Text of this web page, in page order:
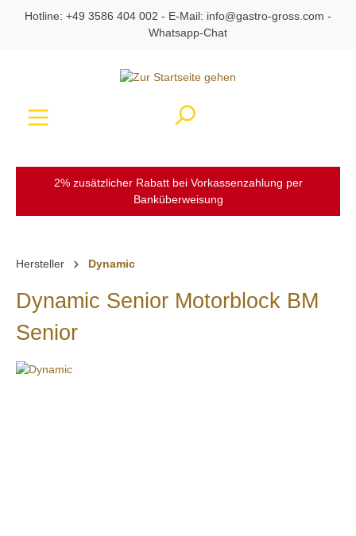
springen
Hotline: +49 3586 404 002 - E-Mail: info@gastro-gross.com -
Whatsapp-Chat
2% zusätzlicher Rabatt bei Vorkassenzahlung per
Banküberweisung
Hersteller Dynamic
Dynamic Senior Motorblock BM
Senior